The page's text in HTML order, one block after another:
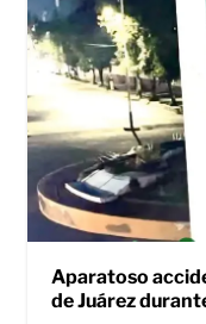
Aparatoso
de Juárez